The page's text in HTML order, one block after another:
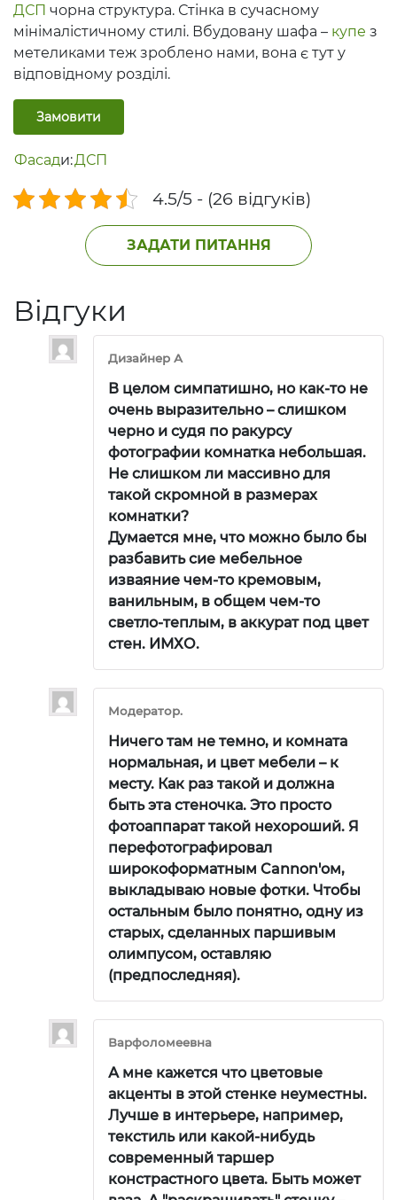
ДСП чорна структура. Стінка в сучасному
мінімалістичному стилі. Вбудовану шафа – купе з
метеликами теж зроблено нами, вона є тут у
відповідному розділі.
Замовити
Фасади:ДСП
4.5/5 - (26 відгуків)
ЗАДАТИ ПИТАННЯ
Відгуки
Дизайнер А
В целом симпатишно, но как-то не
очень выразительно – слишком
черно и судя по ракурсу
фотографии комнатка небольшая.
Не слишком ли массивно для
такой скромной в размерах
комнатки?
Думается мне, что можно было бы
разбавить сие мебельное
изваяние чем-то кремовым,
ванильным, в общем чем-то
светло-теплым, в аккурат под цвет
стен. ИМХО.
Модератор.
Ничего там не темно, и комната
нормальная, и цвет мебели – к
месту. Как раз такой и должна
быть эта стеночка. Это просто
фотоаппарат такой нехороший. Я
перефотографировал
широкоформатным Cannon'ом,
выкладываю новые фотки. Чтобы
остальным было понятно, одну из
старых, сделанных паршивым
олимпусом, оставляю
(предпоследняя).
Варфоломеевна
А мне кажется что цветовые
акценты в этой стенке неуместны.
Лучше в интерьере, например,
текстиль или какой-нибудь
современный таршер
констрастного цвета. Быть может